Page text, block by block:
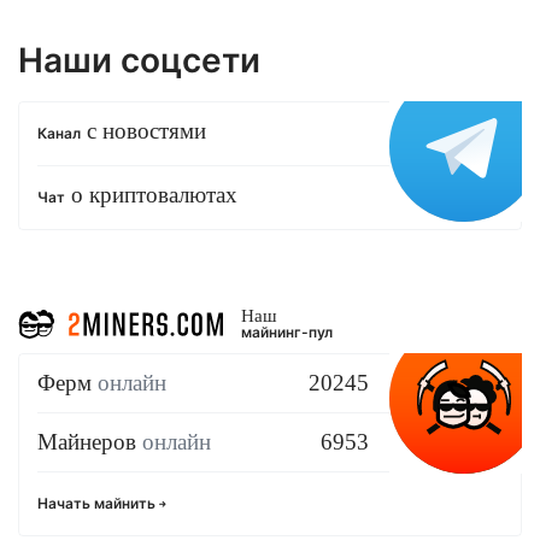
Наши соцсети
Канал с новостями
Чат о криптовалютах
Наш
майнинг-пул
Ферм онлайн 20245
Майнеров онлайн 6953
Начать майнить